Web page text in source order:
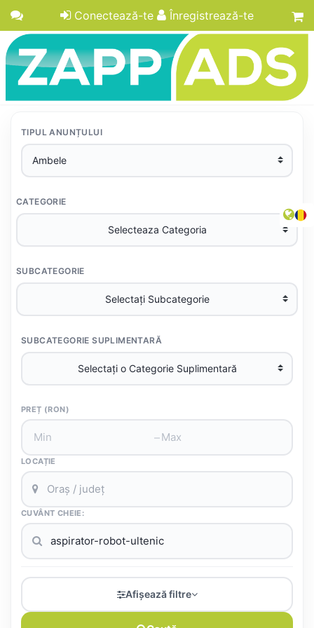
Conectează-te Înregistrează-te
TIPUL ANUNȚULUI
CATEGORIE
SUBCATEGORIE
SUBCATEGORIE SUPLIMENTARĂ
PREȚ (RON)
–
LOCAȚIE
CUVÂNT CHEIE:
Afișează filtre